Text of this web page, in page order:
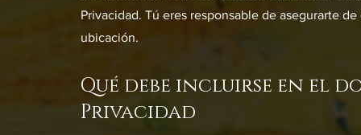
Privacidad. Tú eres responsable de asegurarte
ubicación.
Qué debe incluirse en el
Privacidad